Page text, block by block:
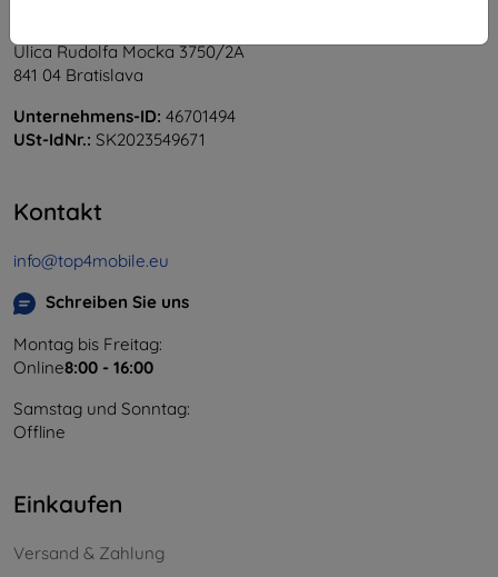
Ulica Rudolfa Mocka 3750/2A
841 04 Bratislava
Unternehmens-ID: 46701494
USt-IdNr.: SK2023549671
Kontakt
info@top4mobile.eu
Schreiben Sie uns
Montag bis Freitag:
Online8:00 - 16:00
Samstag und Sonntag:
Offline
Einkaufen
Versand & Zahlung